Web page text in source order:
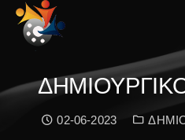
Date:
02-06-2023